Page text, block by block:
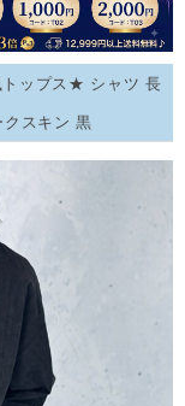
トップス★ シャツ 長
スキン 黒